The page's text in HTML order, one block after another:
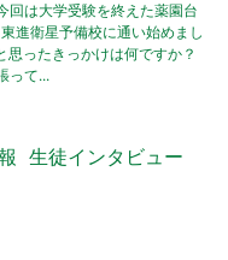
回は大学受験を終えた薬園台
進衛星予備校に通い始めまし
ったきっかけは何ですか？
って...
生徒インタビュー